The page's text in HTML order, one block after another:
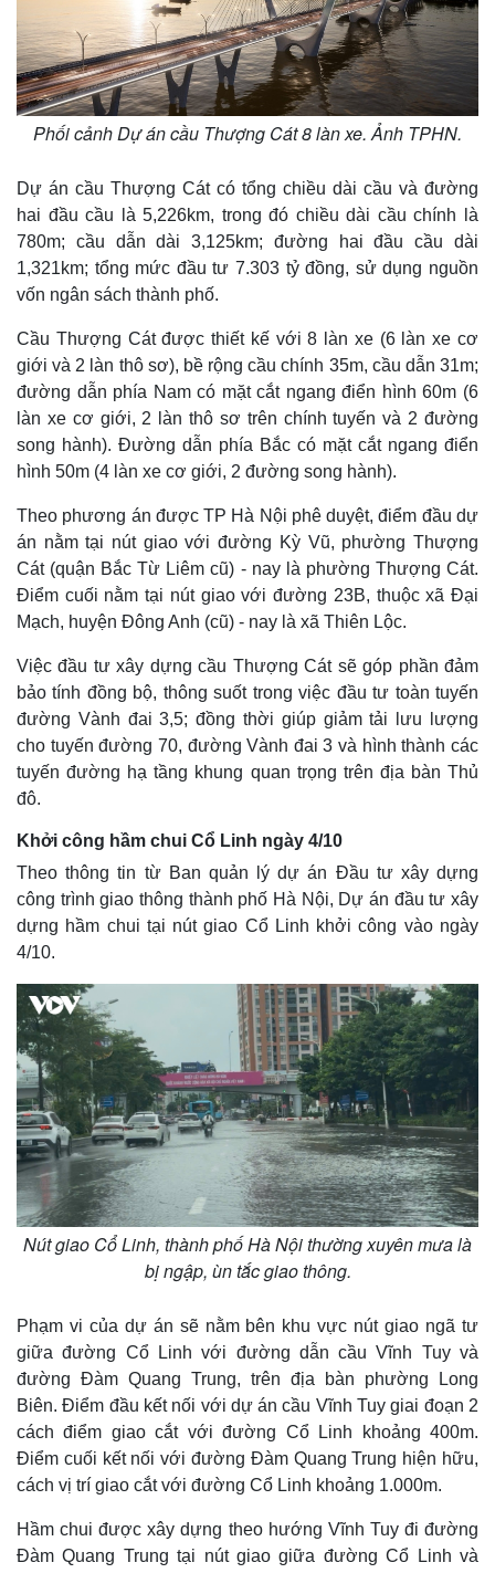
Bất động sản
Khởi nghiệp
Giá vàng
Tiêu dùng
Tỷ giá
Chứng khoán
Giá cà phê
Phối cảnh Dự án cầu Thượng Cát 8 làn xe. Ảnh TPHN.
Dự án cầu Thượng Cát có tổng chiều dài cầu và đường
hai đầu cầu là 5,226km, trong đó chiều dài cầu chính là
780m; cầu dẫn dài 3,125km; đường hai đầu cầu dài
1,321km; tổng mức đầu tư 7.303 tỷ đồng, sử dụng nguồn
vốn ngân sách thành phố.
Cầu Thượng Cát được thiết kế với 8 làn xe (6 làn xe cơ
giới và 2 làn thô sơ), bề rộng cầu chính 35m, cầu dẫn 31m;
đường dẫn phía Nam có mặt cắt ngang điển hình 60m (6
làn xe cơ giới, 2 làn thô sơ trên chính tuyến và 2 đường
song hành). Đường dẫn phía Bắc có mặt cắt ngang điển
hình 50m (4 làn xe cơ giới, 2 đường song hành).
Theo phương án được TP Hà Nội phê duyệt, điểm đầu dự
án nằm tại nút giao với đường Kỳ Vũ, phường Thượng
Cát (quận Bắc Từ Liêm cũ) - nay là phường Thượng Cát.
Điểm cuối nằm tại nút giao với đường 23B, thuộc xã Đại
Mạch, huyện Đông Anh (cũ) - nay là xã Thiên Lộc.
Việc đầu tư xây dựng cầu Thượng Cát sẽ góp phần đảm
bảo tính đồng bộ, thông suốt trong việc đầu tư toàn tuyến
đường Vành đai 3,5; đồng thời giúp giảm tải lưu lượng
cho tuyến đường 70, đường Vành đai 3 và hình thành các
tuyến đường hạ tầng khung quan trọng trên địa bàn Thủ
đô.
Khởi công hầm chui Cổ Linh ngày 4/10
Theo thông tin từ Ban quản lý dự án Đầu tư xây dựng
công trình giao thông thành phố Hà Nội, Dự án đầu tư xây
dựng hầm chui tại nút giao Cổ Linh khởi công vào ngày
4/10.
Nút giao Cổ Linh, thành phố Hà Nội thường xuyên mưa là
bị ngập, ùn tắc giao thông.
Phạm vi của dự án sẽ nằm bên khu vực nút giao ngã tư
giữa đường Cổ Linh với đường dẫn cầu Vĩnh Tuy và
đường Đàm Quang Trung, trên địa bàn phường Long
Biên. Điểm đầu kết nối với dự án cầu Vĩnh Tuy giai đoạn 2
cách điểm giao cắt với đường Cổ Linh khoảng 400m.
Điểm cuối kết nối với đường Đàm Quang Trung hiện hữu,
cách vị trí giao cắt với đường Cổ Linh khoảng 1.000m.
Hầm chui được xây dựng theo hướng Vĩnh Tuy đi đường
Đàm Quang Trung tại nút giao giữa đường Cổ Linh và